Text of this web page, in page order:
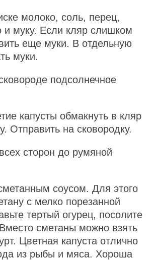
молоко, соль, перец,
и муку. Если кляр слишком
еще муки. В отдельную
муки.
подсолнечное
капусты обмакнуть в кляр
Отправить на сковородку.
сторон до румяной
соусом. Для этого
с мелко порезанной
тертый огурец, посолите
сметаны можно взять
Цветная капуста отлично
из рыбы и мяса. Хороша